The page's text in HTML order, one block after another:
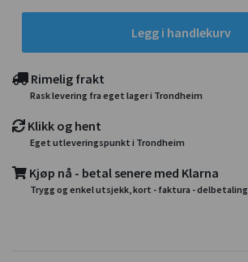
Legg i handlekurv
Rimelig frakt
Rask levering fra eget lager i Trondheim
Klikk og hent
Eget utleveringspunkt i Trondheim
Kjøp nå - betal senere med Klarna
Trygg og enkel utsjekk, kort - faktura - delbetaling